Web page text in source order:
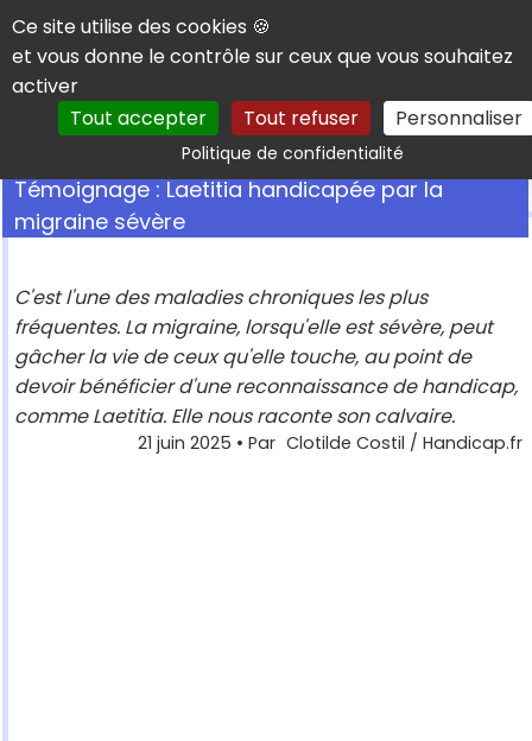
Panneau de gestion des cookies
Ce site utilise des cookies 🍪
et vous donne le contrôle sur ceux que vous souhaitez
activer
Tout accepter
Tout refuser Personnaliser
Politique de confidentialitéRechercher
Témoignage : Laetitia handicapée par la
migraine sévère
C'est l'une des maladies chroniques les plus
fréquentes. La migraine, lorsqu'elle est sévère, peut
gâcher la vie de ceux qu'elle touche, au point de
devoir bénéficier d'une reconnaissance de handicap,
comme Laetitia. Elle nous raconte son calvaire.
21 juin 2025 • Par Clotilde Costil / Handicap.fr